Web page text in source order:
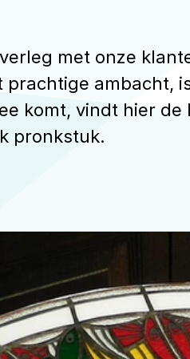
met onze
ambacht,
komt, vindt hier
pronkstuk.